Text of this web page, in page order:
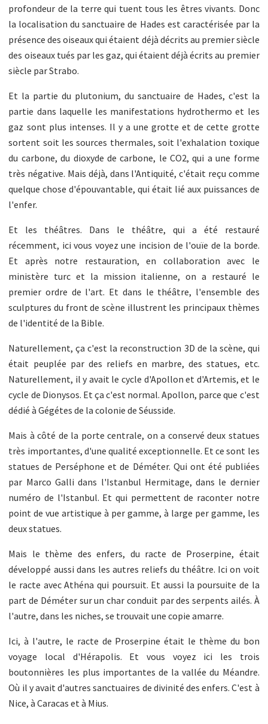
profondeur de la terre qui tuent tous les êtres vivants. Donc
la localisation du sanctuaire de Hades est caractérisée par la
présence des oiseaux qui étaient déjà décrits au premier siècle
des oiseaux tués par les gaz, qui étaient déjà écrits au premier
siècle par Strabo.
Et la partie du plutonium, du sanctuaire de Hades, c'est la
partie dans laquelle les manifestations hydrothermo et les
gaz sont plus intenses. Il y a une grotte et de cette grotte
sortent soit les sources thermales, soit l'exhalation toxique
du carbone, du dioxyde de carbone, le CO2, qui a une forme
très négative. Mais déjà, dans l'Antiquité, c'était reçu comme
quelque chose d'épouvantable, qui était lié aux puissances de
l'enfer.
Et les théâtres. Dans le théâtre, qui a été restauré
récemment, ici vous voyez une incision de l'ouïe de la borde.
Et après notre restauration, en collaboration avec le
ministère turc et la mission italienne, on a restauré le
premier ordre de l'art. Et dans le théâtre, l'ensemble des
sculptures du front de scène illustrent les principaux thèmes
de l'identité de la Bible.
Naturellement, ça c'est la reconstruction 3D de la scène, qui
était peuplée par des reliefs en marbre, des statues, etc.
Naturellement, il y avait le cycle d'Apollon et d'Artemis, et le
cycle de Dionysos. Et ça c'est normal. Apollon, parce que c'est
dédié à Gégétes de la colonie de Séusside.
Mais à côté de la porte centrale, on a conservé deux statues
très importantes, d'une qualité exceptionnelle. Et ce sont les
statues de Perséphone et de Déméter. Qui ont été publiées
par Marco Galli dans l'Istanbul Hermitage, dans le dernier
numéro de l'Istanbul. Et qui permettent de raconter notre
point de vue artistique à per gamme, à large per gamme, les
deux statues.
Mais le thème des enfers, du racte de Proserpine, était
développé aussi dans les autres reliefs du théâtre. Ici on voit
le racte avec Athéna qui poursuit. Et aussi la poursuite de la
part de Déméter sur un char conduit par des serpents ailés. À
l'autre, dans les niches, se trouvait une copie amarre.
Ici, à l'autre, le racte de Proserpine était le thème du bon
voyage local d'Hérapolis. Et vous voyez ici les trois
boutonnières les plus importantes de la vallée du Méandre.
Où il y avait d'autres sanctuaires de divinité des enfers. C'est à
Nice, à Caracas et à Mius.